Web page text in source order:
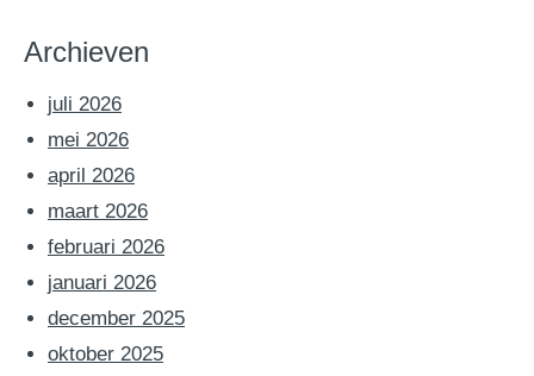
Archieven
juli 2026
mei 2026
april 2026
maart 2026
februari 2026
januari 2026
december 2025
oktober 2025